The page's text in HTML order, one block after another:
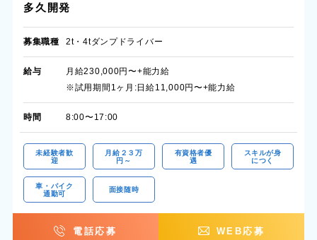
多久開発
募集職種 2t・4tダンプドライバー
給与
月給230,000円〜+能力給
※試用期間1ヶ月:日給11,000円〜+能力給
時間 8:00〜17:00
未経験者歓
迎
月給２３万
円～
有資格者優
遇
スキルが身
につく
車・バイク
通勤可
面接随時
電話応募 WEB応募